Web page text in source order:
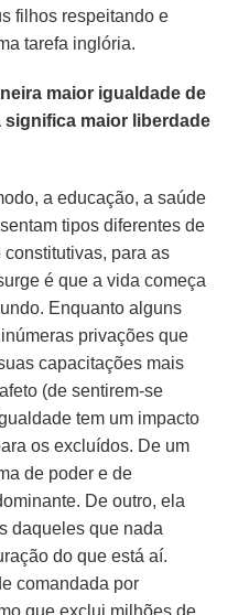
filhos respeitando e
tarefa inglória.
maior igualdade de
significa maior liberdade
a educação, a saúde
tipos diferentes de
constitutivas, para as
é que a vida começa
Enquanto alguns
privações que
capacitações mais
(de sentirem-se
tem um impacto
os excluídos. De um
de poder e de
De outro, ela
daqueles que nada
do que está aí.
comandada por